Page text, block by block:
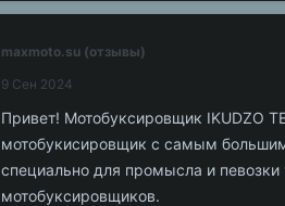
maxmoto.su (отзывы)
9 Сен 2024
Привет! Мотобуксировщик IKUDZO
мотобукисировщик с самым большим
специально для промысла и
мотобуксировщиков.